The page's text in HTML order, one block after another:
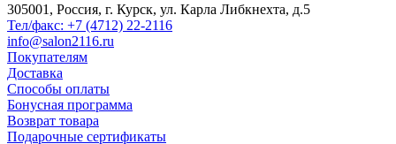
305001, Россия, г. Курск, ул. Карла Либкнехта, д.5
Тел/факс: +7 (4712) 22-2116
info@salon2116.ru
Покупателям
Доставка
Способы оплаты
Бонусная программа
Возврат товара
Подарочные сертификаты